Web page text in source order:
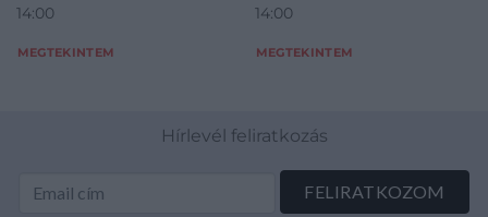
14:00
MEGTEKINTEM
14:00
MEGTEKINTEM
Hírlevél feliratkozás